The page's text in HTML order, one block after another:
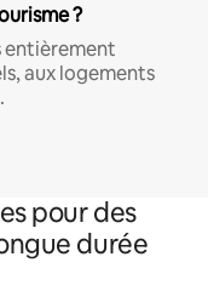
?
entièrement
aux logements
pour des
durée